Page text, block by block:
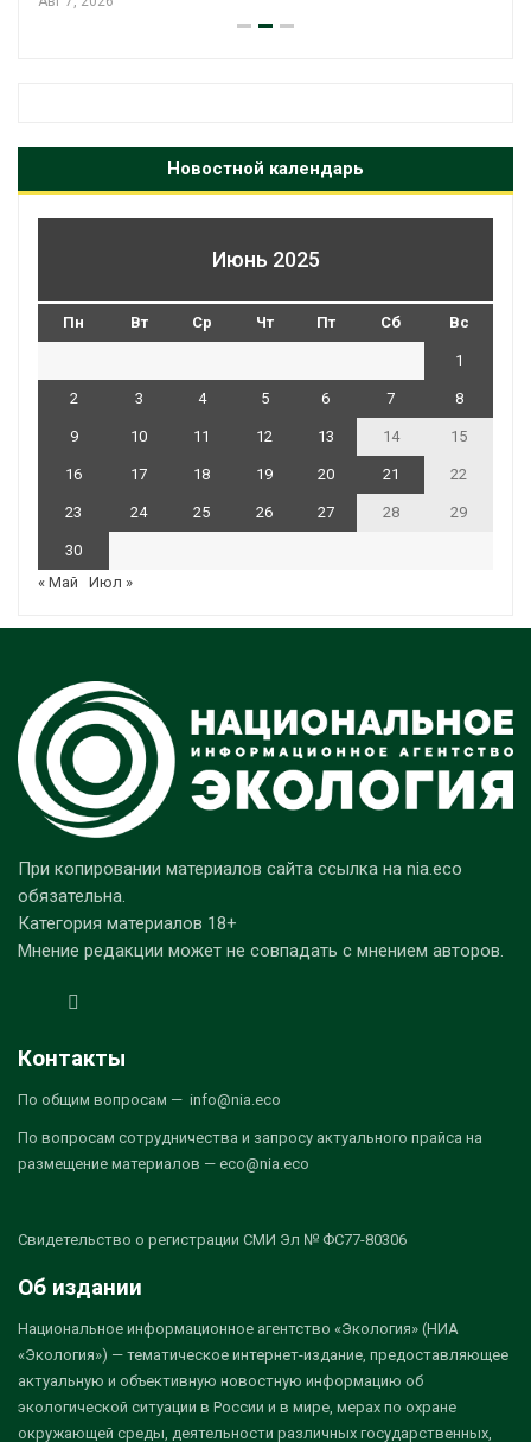
Новостной календарь
Июнь 2025
Пн Вт Ср Чт Пт Сб Вс
1
2 3 4 5 6 7 8
9 10 11 12 13 14 15
16 17 18 19 20 21 22
23 24 25 26 27 28 29
30
« Май
Июл »
При копировании материалов сайта ссылка на nia.eco
обязательна.
Категория материалов 18+
Мнение редакции может не совпадать с мнением авторов.
Контакты
По общим вопросам — info@nia.eco
По вопросам сотрудничества и запросу актуального прайса на
размещение материалов — eco@nia.eco
Свидетельство о регистрации СМИ Эл № ФС77-80306
Об издании
Национальное информационное агентство «Экология» (НИА
«Экология») — тематическое интернет-издание, предоставляющее
актуальную и объективную новостную информацию об
экологической ситуации в России и в мире, мерах по охране
окружающей среды, деятельности различных государственных,